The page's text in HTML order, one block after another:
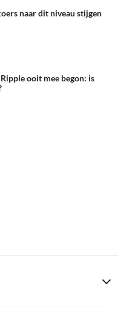
naar dit niveau stijgen
ooit mee begon: is